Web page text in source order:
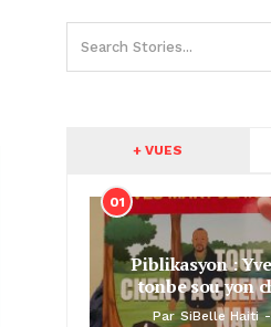
+ VUES
01
Piblikasyon :
tonbe sou yon
Par SiBelle Haiti